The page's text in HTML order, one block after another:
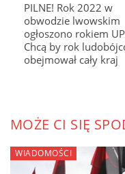
PILNE! Rok 2022 w
obwodzie lwowskim
ogłoszono rokiem
Chcą by rok
obejmował cały kraj
MOŻE CI SIĘ
WIADOMOŚCI